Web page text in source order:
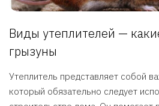
Виды утеплителей —
грызуны
Утеплитель представляет собой
который обязательно следует